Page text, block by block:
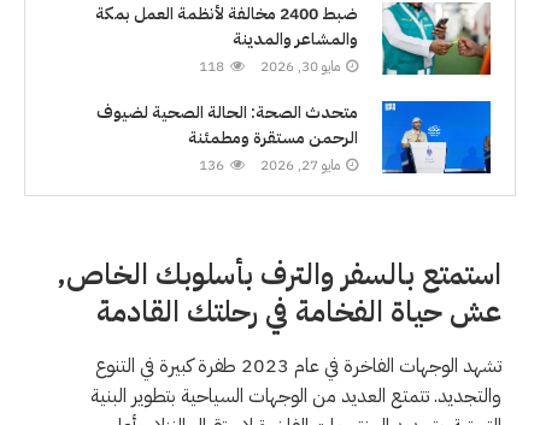
ضبط 2400 مخالفة لأنظمة العمل بمكة
والمشاعر والمدينة
مايو 30, 2026 118
متحدث الصحة: الحالة الصحية لضيوف
الرحمن مستقرة ومطمئنة
مايو 27, 2026 136
استمتع بالسفر والترف بأسلوبك الخاص,
عش حياة الفخامة في رحلتك القادمة
تشهد الوجهات الفاخرة في عام 2023 طفرة كبيرة في التنوع
والتجديد. تتمتع العديد من الوجهات السياحية بتطوير البنية